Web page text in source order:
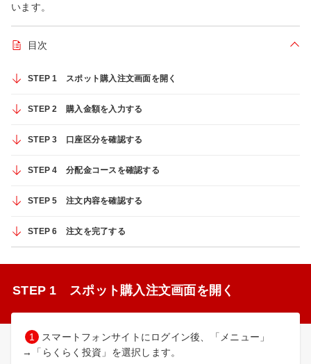
います。
目次
STEP 1 スポット購入注文画面を開く
STEP 2 購入金額を入力する
STEP 3 口座区分を確認する
STEP 4 分配金コースを確認する
STEP 5 注文内容を確認する
STEP 6 注文を完了する
STEP 1 スポット購入注文画面を開く
1
スマートフォンサイトにログイン後、「メニュー」
→「らくらく投資」を選択します。